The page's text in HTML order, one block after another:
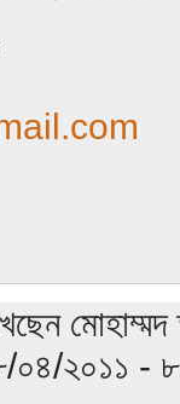
২০১১ -